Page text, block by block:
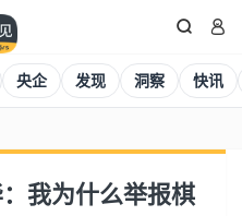
 
央企 发现 洞察 快讯
我为什么举报棋